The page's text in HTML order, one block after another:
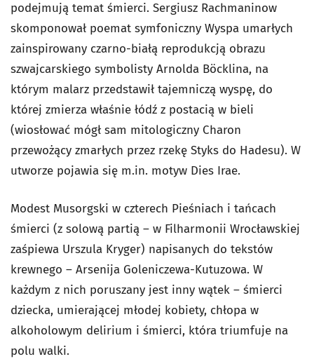
podejmują temat śmierci. Sergiusz Rachmaninow
skomponował poemat symfoniczny Wyspa umarłych
zainspirowany czarno-białą reprodukcją obrazu
szwajcarskiego symbolisty Arnolda Böcklina, na
którym malarz przedstawił tajemniczą wyspę, do
której zmierza właśnie łódź z postacią w bieli
(wiosłować mógł sam mitologiczny Charon
przewożący zmarłych przez rzekę Styks do Hadesu). W
utworze pojawia się m.in. motyw Dies Irae.
Modest Musorgski w czterech Pieśniach i tańcach
śmierci (z solową partią – w Filharmonii Wrocławskiej
zaśpiewa Urszula Kryger) napisanych do tekstów
krewnego – Arsenija Goleniczewa-Kutuzowa. W
każdym z nich poruszany jest inny wątek – śmierci
dziecka, umierającej młodej kobiety, chłopa w
alkoholowym delirium i śmierci, która triumfuje na
polu walki.